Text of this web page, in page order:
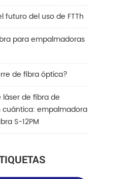
futuro del uso de FTTh
para empalmadoras
de fibra óptica?
láser de fibra de
empalmadora
S-12PM